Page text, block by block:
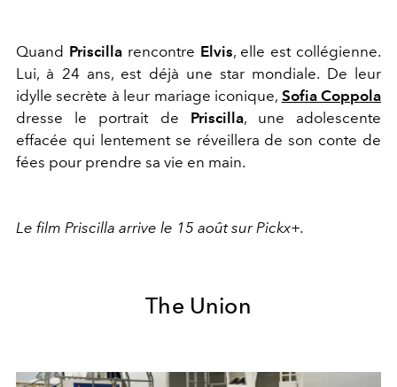
Quand Priscillarencontre Elvis, elle est collégienne.
Lui, à 24 ans, est déjà une star mondiale. De leur
idylle secrète à leur mariage iconique, Sofia Coppola
dresse le portrait de Priscilla, une adolescente
effacée qui lentement se réveillera de son conte de
fées pour prendre sa vie en main.
Le film Priscilla arrive le 15 août sur Pickx+.
The Union